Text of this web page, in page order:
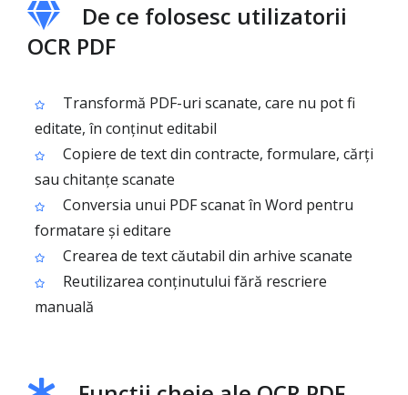
De ce folosesc utilizatorii
OCR PDF
Transformă PDF-uri scanate, care nu pot fi
editate, în conținut editabil
Copiere de text din contracte, formulare, cărți
sau chitanțe scanate
Conversia unui PDF scanat în Word pentru
formatare și editare
Crearea de text căutabil din arhive scanate
Reutilizarea conținutului fără rescriere
manuală